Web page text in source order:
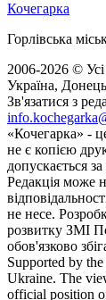
Кочегарка
Горлівська
2006-2026 ©
Україна,
Зв'язатися з
«Кочегарка» -
не є копією
допускається
Редакція може
не несе.
розвитку ЗМІ
обов'язково
Supported by
Ukraine. The
official position